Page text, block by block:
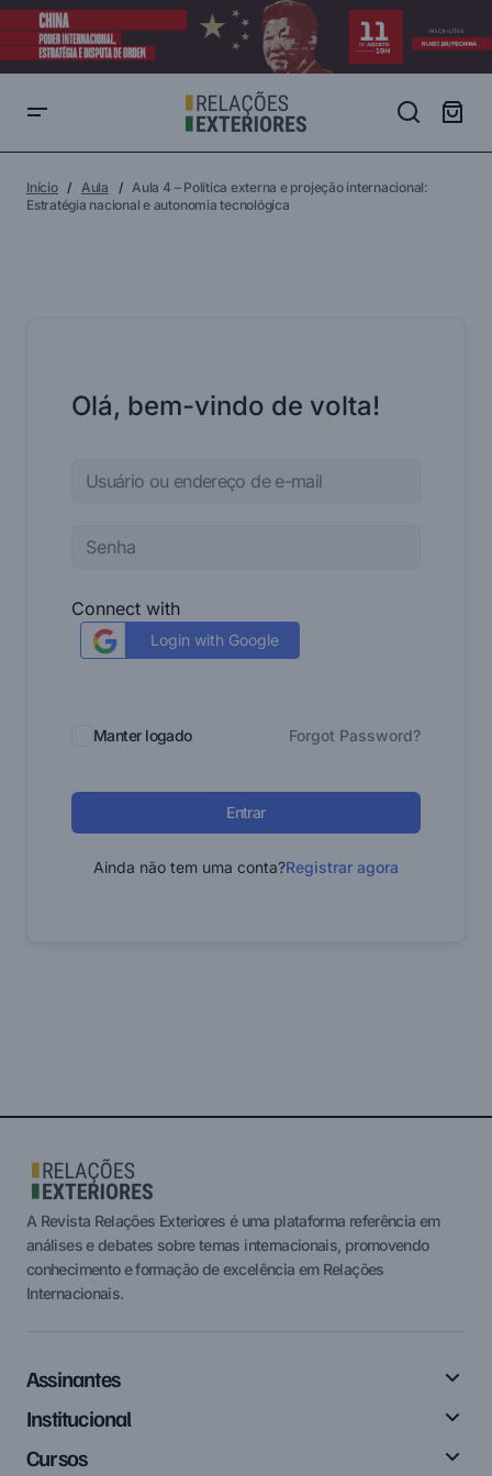
Início Aula
Aula 4 – Política externa e projeção internacional:
Estratégia nacional e autonomia tecnológica
Olá, bem-vindo de volta!
Connect with
Login with Google
Manter logado Forgot Password?
Entrar
Ainda não tem uma conta?Registrar agora
A Revista Relações Exteriores é uma plataforma referência em
análises e debates sobre temas internacionais, promovendo
conhecimento e formação de excelência em Relações
Internacionais.
Assinantes
Institucional
Cursos